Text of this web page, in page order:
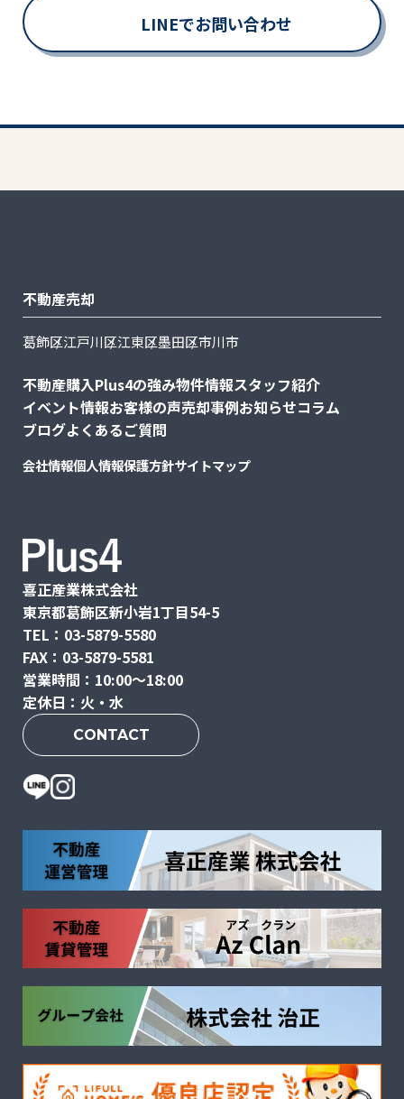
LINEでお問い合わせ
不動産売却
葛飾区江戸川区江東区墨田区市川市
不動産購入Plus4の強み物件情報スタッフ紹介
イベント情報お客様の声売却事例お知らせコラム
ブログよくあるご質問
会社情報個人情報保護方針サイトマップ
喜正産業株式会社
東京都葛飾区新小岩1丁目54-5
TEL：03-5879-5580
FAX：03-5879-5581
営業時間：10:00〜18:00
定休日：火・水
CONTACT